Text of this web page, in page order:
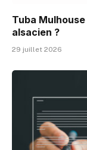
Tuba
alsacien ?
29 juillet 2026